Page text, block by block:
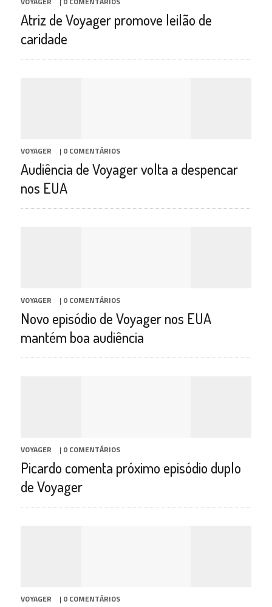
Atriz de Voyager promove leilão de
caridade
VOYAGER | 0 COMENTÁRIOS
Audiência de Voyager volta a despencar
nos EUA
VOYAGER | 0 COMENTÁRIOS
Novo episódio de Voyager nos EUA
mantém boa audiência
VOYAGER | 0 COMENTÁRIOS
Picardo comenta próximo episódio duplo
de Voyager
VOYAGER | 0 COMENTÁRIOS